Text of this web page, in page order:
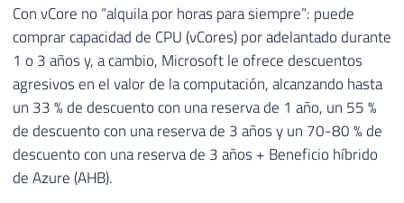
Con vCore no “alquila por horas para siempre”: puede
comprar capacidad de CPU (vCores) por adelantado durante
1 o 3 años y, a cambio, Microsoft le ofrece descuentos
agresivos en el valor de la computación, alcanzando hasta
un 33 % de descuento con una reserva de 1 año, un 55 %
de descuento con una reserva de 3 años y un 70-80 % de
descuento con una reserva de 3 años + Beneficio híbrido
de Azure (AHB).